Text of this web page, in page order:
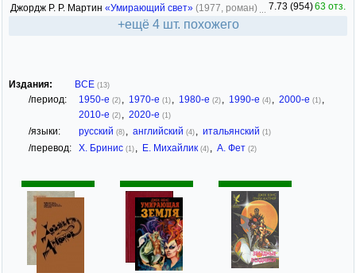
Джордж Р. Р. Мартин «Умирающий свет» (1977, роман) 7.73 (954)63 отз.
+ещё 4 шт. похожего
Издания: ВСЕ (13)
/период: 1950-е (2) , 1970-е (1) , 1980-е (2) , 1990-е (4) , 2000-е (1) ,
2010-е (2) , 2020-е (1)
/языки: русский (8) , английский (4) , итальянский (1)
/перевод: Х. Бринис (1) , Е. Михайлик (4) , А. Фет (2)